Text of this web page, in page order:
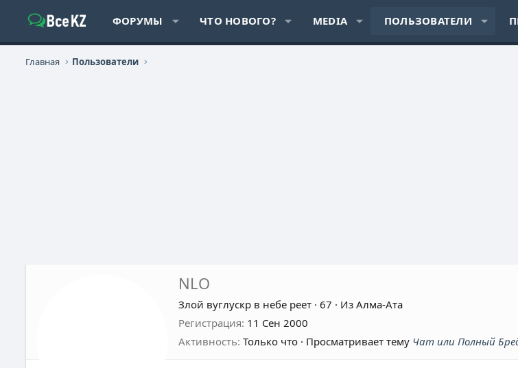
ГЛАВНАЯ ФОРУМЫ ЧТО НОВОГО? MEDIA ПОЛЬЗОВАТЕЛИ
Главная Пользователи
NLO
Злой вуглускр в небе реет · 67 · Из Алма-Ата
Регистрация 11 Сен 2000
Активность Только что · Просматривает тему Чат или Полный